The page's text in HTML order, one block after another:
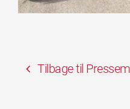
Tilbage til